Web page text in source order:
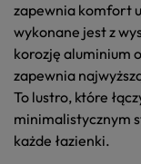
zapewnia komfort
wykonane jest z
korozję aluminium
zapewnia
To lustro, które
minimalistycznym
każde łazienki.